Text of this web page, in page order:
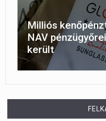
Milliós
NAV
került